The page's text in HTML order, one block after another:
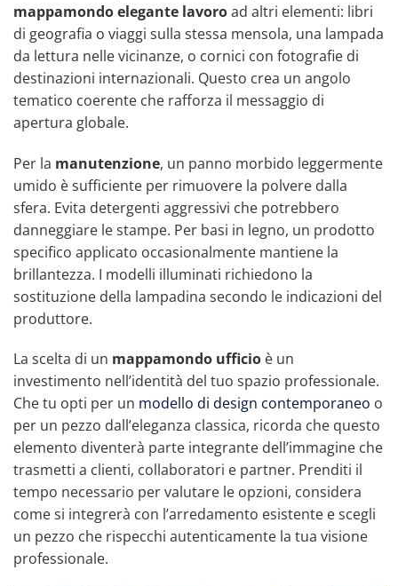
mappamondo elegante lavoroad altri elementi: libri
di geografia o viaggi sulla stessa mensola, una lampada
da lettura nelle vicinanze, o cornici con fotografie di
destinazioni internazionali. Questo crea un angolo
tematico coerente che rafforza il messaggio di
apertura globale.
Per la manutenzione, un panno morbido leggermente
umido è sufficiente per rimuovere la polvere dalla
sfera. Evita detergenti aggressivi che potrebbero
danneggiare le stampe. Per basi in legno, un prodotto
specifico applicato occasionalmente mantiene la
brillantezza. I modelli illuminati richiedono la
sostituzione della lampadina secondo le indicazioni del
produttore.
La scelta di un mappamondo ufficio è un
investimento nell’identità del tuo spazio professionale.
Che tu opti per un modello di design contemporaneo o
per un pezzo dall’eleganza classica, ricorda che questo
elemento diventerà parte integrante dell’immagine che
trasmetti a clienti, collaboratori e partner. Prenditi il
tempo necessario per valutare le opzioni, considera
come si integrerà con l’arredamento esistente e scegli
un pezzo che rispecchi autenticamente la tua visione
professionale.